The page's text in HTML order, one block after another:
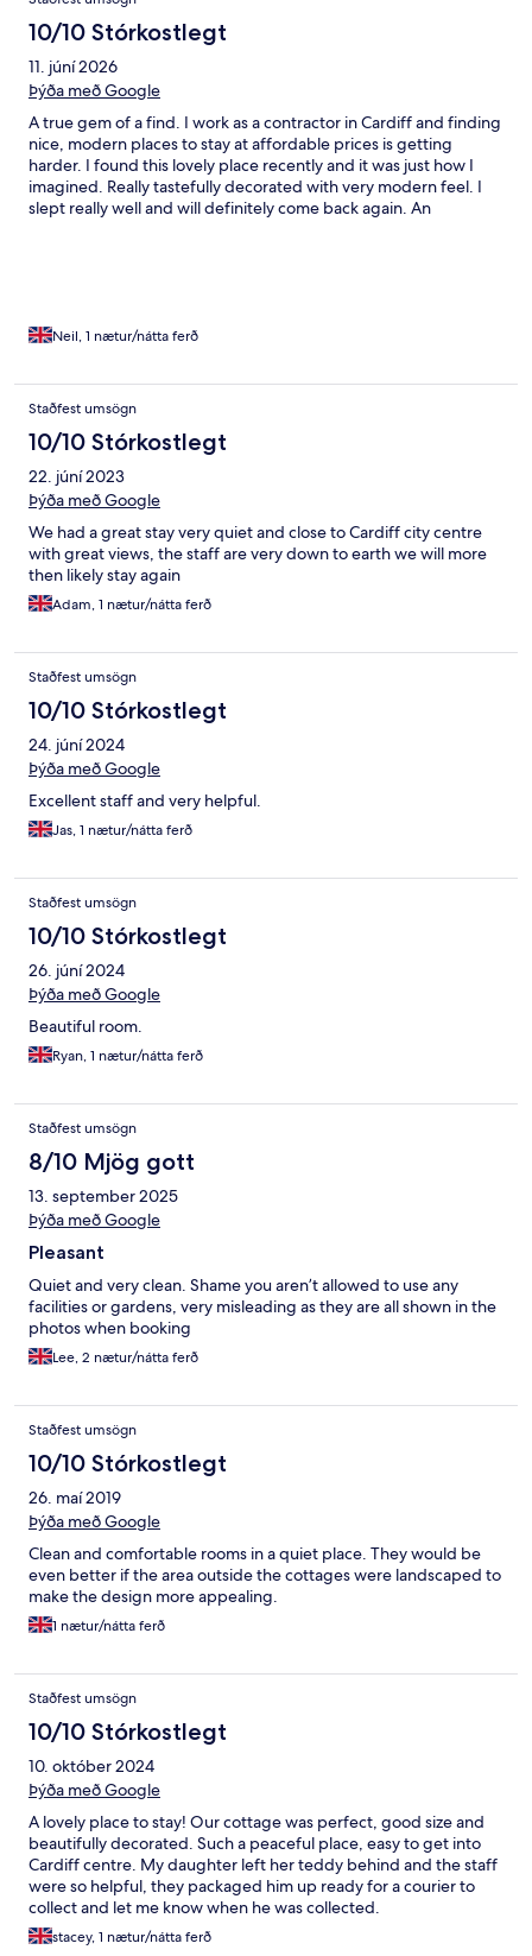
10/10 Stórkostlegt
11. júní 2026
Þýða með Google
A true gem of a find. I work as a contractor in Cardiff and finding
nice, modern places to stay at affordable prices is getting
harder. I found this lovely place recently and it was just how I
imagined. Really tastefully decorated with very modern feel. I
slept really well and will definitely come back again. An
Neil, 1 nætur/nátta ferð
Staðfest umsögn
10/10 Stórkostlegt
22. júní 2023
Þýða með Google
We had a great stay very quiet and close to Cardiff city centre
with great views, the staff are very down to earth we will more
then likely stay again
Adam, 1 nætur/nátta ferð
Staðfest umsögn
10/10 Stórkostlegt
24. júní 2024
Þýða með Google
Excellent staff and very helpful.
Jas, 1 nætur/nátta ferð
Staðfest umsögn
10/10 Stórkostlegt
26. júní 2024
Þýða með Google
Beautiful room.
Ryan, 1 nætur/nátta ferð
Staðfest umsögn
8/10 Mjög gott
13. september 2025
Þýða með Google
Pleasant
Quiet and very clean. Shame you aren’t allowed to use any
facilities or gardens, very misleading as they are all shown in the
photos when booking
Lee, 2 nætur/nátta ferð
Staðfest umsögn
10/10 Stórkostlegt
26. maí 2019
Þýða með Google
Clean and comfortable rooms in a quiet place. They would be
even better if the area outside the cottages were landscaped to
make the design more appealing.
1 nætur/nátta ferð
Staðfest umsögn
10/10 Stórkostlegt
10. október 2024
Þýða með Google
A lovely place to stay! Our cottage was perfect, good size and
beautifully decorated. Such a peaceful place, easy to get into
Cardiff centre. My daughter left her teddy behind and the staff
were so helpful, they packaged him up ready for a courier to
collect and let me know when he was collected.
stacey, 1 nætur/nátta ferð